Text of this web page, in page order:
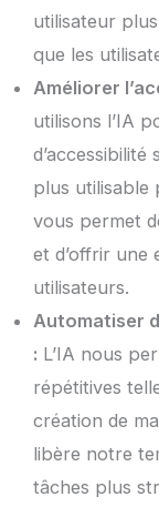
utilisateur
que les
Améliorer
utilisons l’IA
plus utilisable
vous permet
et d’offrir une
utilisateurs.
Automatiser
: L’IA nous
répétitives
création de
libère notre
tâches plus